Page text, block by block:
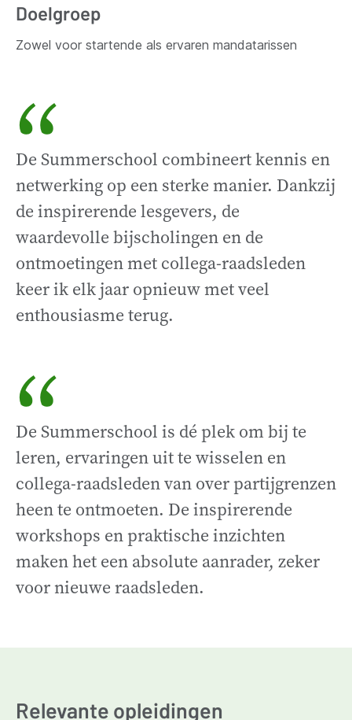
Doelgroep
Zowel voor startende als ervaren mandatarissen
“
De Summerschool combineert kennis en
netwerking op een sterke manier. Dankzij
de inspirerende lesgevers, de
waardevolle bijscholingen en de
ontmoetingen met collega-raadsleden
keer ik elk jaar opnieuw met veel
enthousiasme terug.
“
De Summerschool is dé plek om bij te
leren, ervaringen uit te wisselen en
collega-raadsleden van over partijgrenzen
heen te ontmoeten. De inspirerende
workshops en praktische inzichten
maken het een absolute aanrader, zeker
voor nieuwe raadsleden.
Relevante opleidingen